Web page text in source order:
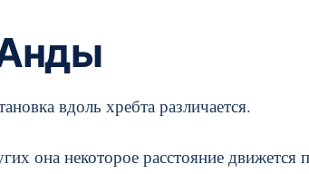
вдоль хребта различается.
она некоторое расстояние движется